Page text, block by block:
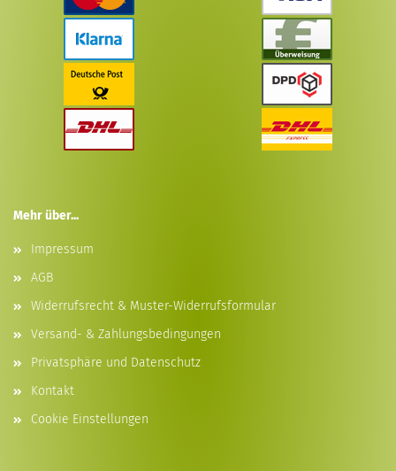
Mehr über...
Impressum
AGB
Widerrufsrecht & Muster-Widerrufsformular
Versand- & Zahlungsbedingungen
Privatsphäre und Datenschutz
Kontakt
Cookie Einstellungen